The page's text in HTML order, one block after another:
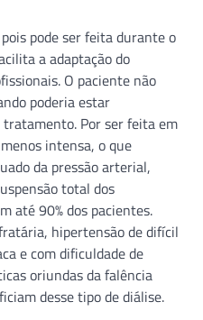
pode ser feita durante o
a adaptação do
O paciente não
poderia estar
Por ser feita em
intensa, o que
da pressão arterial,
total dos
até 90% dos pacientes.
hipertensão de difícil
e com dificuldade de
oriundas da falência
desse tipo de diálise.